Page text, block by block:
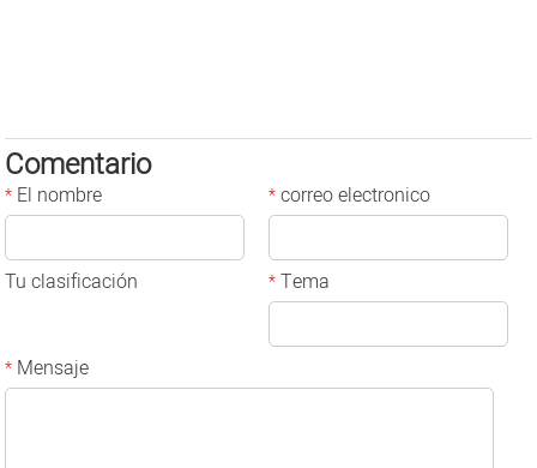
Comentario
* El nombre *correo electronico
Tu clasificación *Tema
* Mensaje